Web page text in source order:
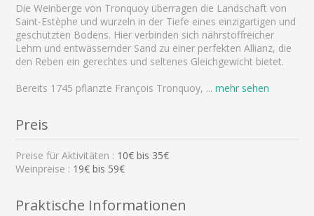
Die Weinberge von Tronquoy überragen die Landschaft von
Saint-Estèphe und wurzeln in der Tiefe eines einzigartigen und
geschützten Bodens. Hier verbinden sich nährstoffreicher
Lehm und entwässernder Sand zu einer perfekten Allianz, die
den Reben ein gerechtes und seltenes Gleichgewicht bietet.
Bereits 1745 pflanzte François Tronquoy, ... mehr sehen
Preis
Preise für Aktivitäten : 10€ bis 35€
Weinpreise : 19€ bis 59€
Praktische Informationen